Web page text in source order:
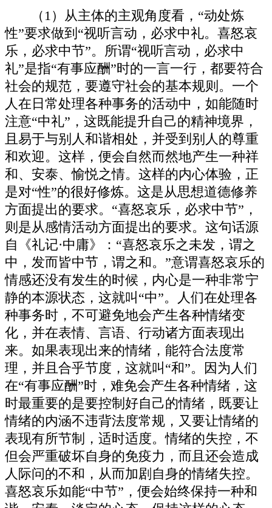
（1）从主体的主观角度看，“动处炼
性”要求做到“视听言动，必求中礼。喜怒哀
乐，必求中节”。所谓“视听言动，必求中
礼”是指“有事应酬”时的一言一行，都要符合
社会的规范，要遵守社会的基本规则。一个
人在日常处理各种事务的活动中，如能随时
注意“中礼”，这既能提升自己的精神境界，
且易于与别人和谐相处，并受到别人的尊重
和欢迎。这样，便会自然而然地产生一种祥
和、安泰、愉悦之情。这样的内心体验，正
是对“性”的很好修炼。这是从思想道德修养
方面提出的要求。“喜怒哀乐，必求中节”，
则是从感情活动方面提出的要求。这句话源
自《礼记·中庸》：“喜怒哀乐之未发，谓之
中，发而皆中节，谓之和。”意谓喜怒哀乐的
情感还没有发生的时候，内心是一种非常宁
静的本源状态，这就叫“中”。人们在处理各
种事务时，不可避免地会产生各种情绪变
化，并在表情、言语、行动诸方面表现出
来。如果表现出来的情绪，能符合法度常
理，并且合乎节度，这就叫“和”。因为人们
在“有事应酬”时，难免会产生各种情绪，这
时最重要的是要控制好自己的情绪，既要让
情绪的内涵不违背法度常规，又要让情绪的
表现有所节制，适时适度。情绪的失控，不
但会严重破坏自身的免疫力，而且还会造成
人际问的不和，从而加剧自身的情绪失控。
喜怒哀乐如能“中节”，便会始终保持一种和